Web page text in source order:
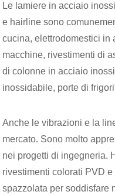
Le lamiere in acciaio
e hairline sono
cucina, elettrodomestici in
macchine, rivestimenti di
di colonne in acciaio
inossidabile, porte di
Anche le vibrazioni e la
mercato. Sono molto
nei progetti di ingegneria.
rivestimenti colorati PVD
spazzolata per soddisfare